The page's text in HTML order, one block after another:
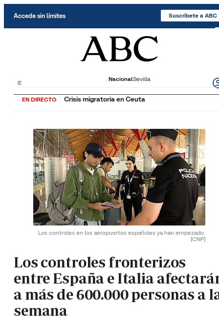
Accede sin límites Suscríbete a ABC
NacionalSevilla
EN DIRECTO Crisis migratoria en Ceuta
Los controles en los aeropuertos españoles ya han empezado.
(CNP)
Los controles fronterizos
entre España e Italia
a más de 600.000 personas a
semana